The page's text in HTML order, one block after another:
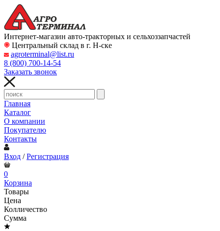
Интернет-магазин авто-тракторных и сельхоззапчастей
Центральный склад в г. Н-ске
agroterminal@list.ru
8 (800) 700-14-54
Заказать звонок
Главная
Каталог
О компании
Покупателю
Контакты
Вход /Регистрация
0
Корзина
Товары
Цена
Колличество
Сумма